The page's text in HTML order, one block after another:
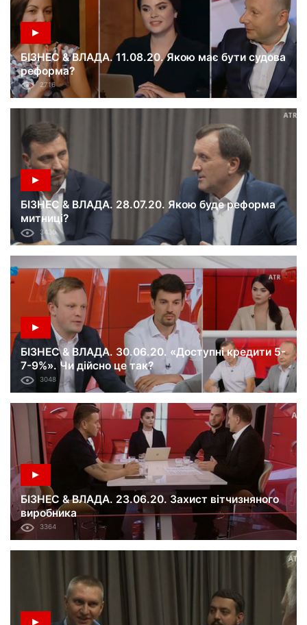
БІЗНЕС & ВЛАДА. 11.08.20. Якою має бути судова
реформа?
2716
БІЗНЕС & ВЛАДА. 28.07.20. Якою буде реформа
митниці?
3430
БІЗНЕС & ВЛАДА. 30.06.20. «Доступні кредити 5-
7-9%». Чи дійсно це так?
3048
БІЗНЕС & ВЛАДА. 23.06.20. Захист вітчизняного
виробника
3364